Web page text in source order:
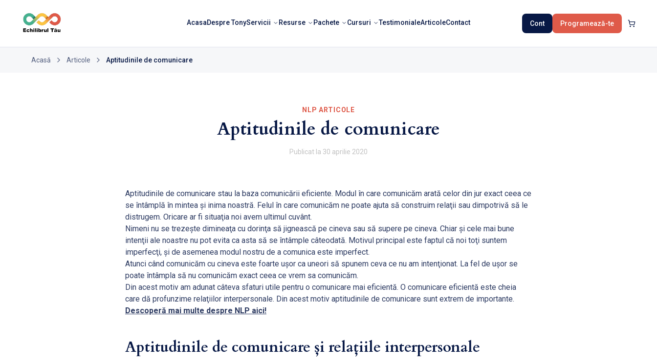
AcasaDespre TonyServicii Resurse Pachete Cursuri TestimonialeArticoleContact Cont Programează-te
Acasă Articole Aptitudinile de comunicare
NLP ARTICOLE
Aptitudinile de comunicare
Publicat la 30 aprilie 2020
Aptitudinile de comunicare stau la baza comunicării eficiente. Modul în care comunicăm arată celor din jur exact ceea ce
se întâmplă în mintea şi inima noastră. Felul în care comunicăm ne poate ajuta să construim relaţii sau dimpotrivă să le
distrugem. Oricare ar fi situaţia noi avem ultimul cuvânt.
Nimeni nu se trezeşte dimineaţa cu dorinţa să jignească pe cineva sau să supere pe cineva. Chiar și cele mai bune
intenţii ale noastre nu pot evita ca asta să se întâmple câteodată. Motivul principal este faptul că noi toţi suntem
imperfecţi, şi de asemenea modul nostru de a comunica este imperfect.
Atunci când comunicăm cu cineva este foarte uşor ca uneori să spunem ceva ce nu am intenţionat. La fel de uşor se
poate întâmpla să nu comunicăm exact ceea ce vrem sa comunicăm.
Din acest motiv am adunat câteva sfaturi utile pentru o comunicare mai eficientă. O comunicare eficientă este cheia
care dă profunzime relaţiilor interpersonale. Din acest motiv aptitudinile de comunicare sunt extrem de importante.
Descoperă mai multe despre NLP aici!
Aptitudinile de comunicare și relațiile interpersonale